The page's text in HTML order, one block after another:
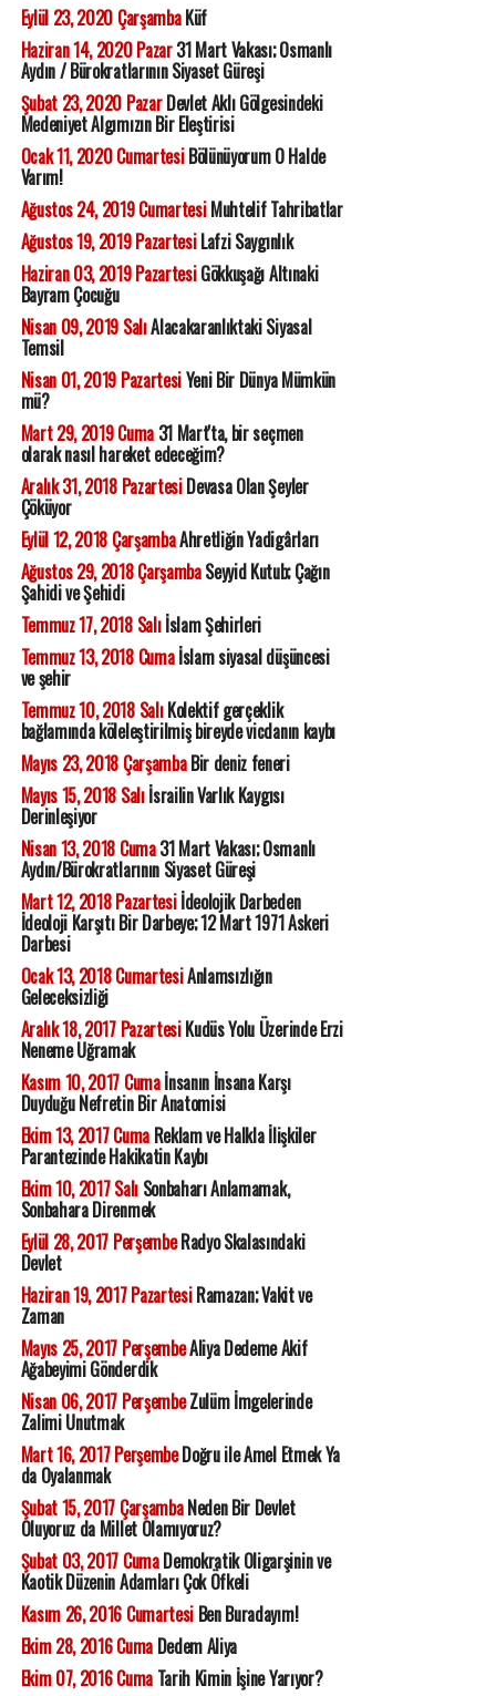
Eylül 23, 2020 ÇarşambaKüf
Haziran 14, 2020 Pazar31 Mart Vakası; Osmanlı
Aydın / Bürokratlarının Siyaset Güreşi
Şubat 23, 2020 PazarDevlet Aklı Gölgesindeki
Medeniyet Algımızın Bir Eleştirisi
Ocak 11, 2020 CumartesiBölünüyorum O Halde
Varım!
Ağustos 24, 2019 CumartesiMuhtelif Tahribatlar
Ağustos 19, 2019 PazartesiLafzi Saygınlık
Haziran 03, 2019 PazartesiGökkuşağı Altınaki
Bayram Çocuğu
Nisan 09, 2019 SalıAlacakaranlıktaki Siyasal
Temsil
Nisan 01, 2019 PazartesiYeni Bir Dünya Mümkün
mü?
Mart 29, 2019 Cuma31 Mart'ta, bir seçmen
olarak nasıl hareket edeceğim?
Aralık 31, 2018 PazartesiDevasa Olan Şeyler
Çöküyor
Eylül 12, 2018 ÇarşambaAhretliğin Yadigârları
Ağustos 29, 2018 ÇarşambaSeyyid Kutub; Çağın
Şahidi ve Şehidi
Temmuz 17, 2018 Salıİslam Şehirleri
Temmuz 13, 2018 Cumaİslam siyasal düşüncesi
ve şehir
Temmuz 10, 2018 SalıKolektif gerçeklik
bağlamında köleleştirilmiş bireyde vicdanın kaybı
Mayıs 23, 2018 ÇarşambaBir deniz feneri
Mayıs 15, 2018 Salıİsrailin Varlık Kaygısı
Derinleşiyor
Nisan 13, 2018 Cuma31 Mart Vakası; Osmanlı
Aydın/Bürokratlarının Siyaset Güreşi
Mart 12, 2018 Pazartesiİdeolojik Darbeden
İdeoloji Karşıtı Bir Darbeye; 12 Mart 1971 Askeri
Darbesi
Ocak 13, 2018 CumartesiAnlamsızlığın
Geleceksizliği
Aralık 18, 2017 PazartesiKudüs Yolu Üzerinde Erzi
Neneme Uğramak
Kasım 10, 2017 Cumaİnsanın İnsana Karşı
Duyduğu Nefretin Bir Anatomisi
Ekim 13, 2017 CumaReklam ve Halkla İlişkiler
Parantezinde Hakikatin Kaybı
Ekim 10, 2017 SalıSonbaharı Anlamamak,
Sonbahara Direnmek
Eylül 28, 2017 PerşembeRadyo Skalasındaki
Devlet
Haziran 19, 2017 PazartesiRamazan; Vakit ve
Zaman
Mayıs 25, 2017 PerşembeAliya Dedeme Akif
Ağabeyimi Gönderdik
Nisan 06, 2017 PerşembeZulüm İmgelerinde
Zalimi Unutmak
Mart 16, 2017 PerşembeDoğru ile Amel Etmek Ya
da Oyalanmak
Şubat 15, 2017 ÇarşambaNeden Bir Devlet
Oluyoruz da Millet Olamıyoruz?
Şubat 03, 2017 CumaDemokratik Oligarşinin ve
Kaotik Düzenin Adamları Çok Öfkeli
Kasım 26, 2016 CumartesiBen Buradayım!
Ekim 28, 2016 CumaDedem Aliya
Ekim 07, 2016 CumaTarih Kimin İşine Yarıyor?